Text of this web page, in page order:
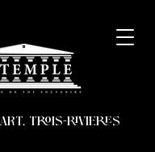
TROIS-RIVIERES